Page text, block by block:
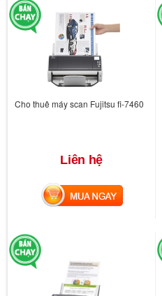
Cho thuê máy scan Fujitsu fi-7460
Liên hệ
MUA NGAY